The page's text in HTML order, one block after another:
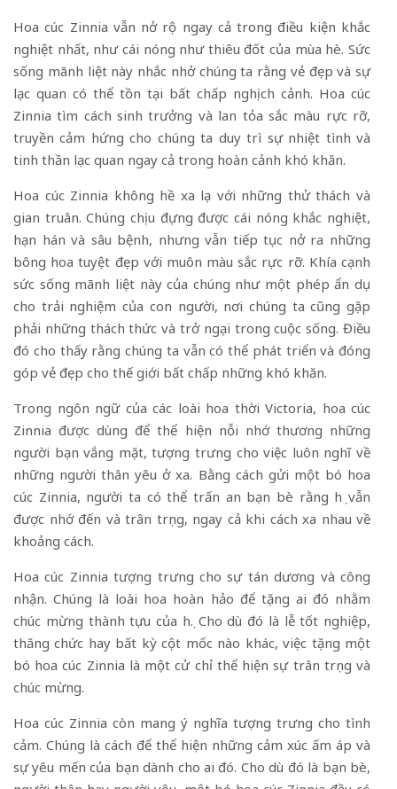
Hoa cúc Zinnia vẫn nở rộ ngay cả trong điều kiện khắc
nghiệt nhất, như cái nóng như thiêu đốt của mùa hè. Sức
sống mãnh liệt này nhắc nhở chúng ta rằng vẻ đẹp và sự
lạc quan có thể tồn tại bất chấp nghịch cảnh. Hoa cúc
Zinnia tìm cách sinh trưởng và lan tỏa sắc màu rực rỡ,
truyền cảm hứng cho chúng ta duy trì sự nhiệt tình và
tinh thần lạc quan ngay cả trong hoàn cảnh khó khăn.
Hoa cúc Zinnia không hề xa lạ với những thử thách và
gian truân. Chúng chịu đựng được cái nóng khắc nghiệt,
hạn hán và sâu bệnh, nhưng vẫn tiếp tục nở ra những
bông hoa tuyệt đẹp với muôn màu sắc rực rỡ. Khía cạnh
sức sống mãnh liệt này của chúng như một phép ẩn dụ
cho trải nghiệm của con người, nơi chúng ta cũng gặp
phải những thách thức và trở ngại trong cuộc sống. Điều
đó cho thấy rằng chúng ta vẫn có thể phát triển và đóng
góp vẻ đẹp cho thế giới bất chấp những khó khăn.
Trong ngôn ngữ của các loài hoa thời Victoria, hoa cúc
Zinnia được dùng để thể hiện nỗi nhớ thương những
người bạn vắng mặt, tượng trưng cho việc luôn nghĩ về
những người thân yêu ở xa. Bằng cách gửi một bó hoa
cúc Zinnia, người ta có thể trấn an bạn bè rằng họ vẫn
được nhớ đến và trân trọng, ngay cả khi cách xa nhau về
khoảng cách.
Hoa cúc Zinnia tượng trưng cho sự tán dương và công
nhận. Chúng là loài hoa hoàn hảo để tặng ai đó nhằm
chúc mừng thành tựu của họ. Cho dù đó là lễ tốt nghiệp,
thăng chức hay bất kỳ cột mốc nào khác, việc tặng một
bó hoa cúc Zinnia là một cử chỉ thể hiện sự trân trọng và
chúc mừng.
Hoa cúc Zinnia còn mang ý nghĩa tượng trưng cho tình
cảm. Chúng là cách để thể hiện những cảm xúc ấm áp và
sự yêu mến của bạn dành cho ai đó. Cho dù đó là bạn bè,